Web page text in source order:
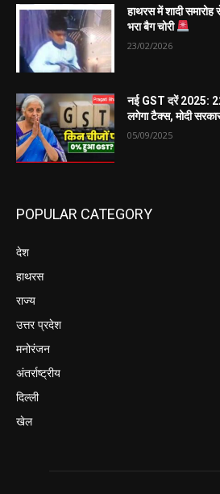
हाथरस में शादी
भरा बैग चोरी
23/02/2026
नई GST दरें 2025:
लगेगा टैक्स, मोदी
05/09/2025
POPULAR CATEGORY
देश
हाथरस
राज्य
उत्तर प्रदेश
मनोरंजन
अंतर्राष्ट्रीय
दिल्ली
खेल